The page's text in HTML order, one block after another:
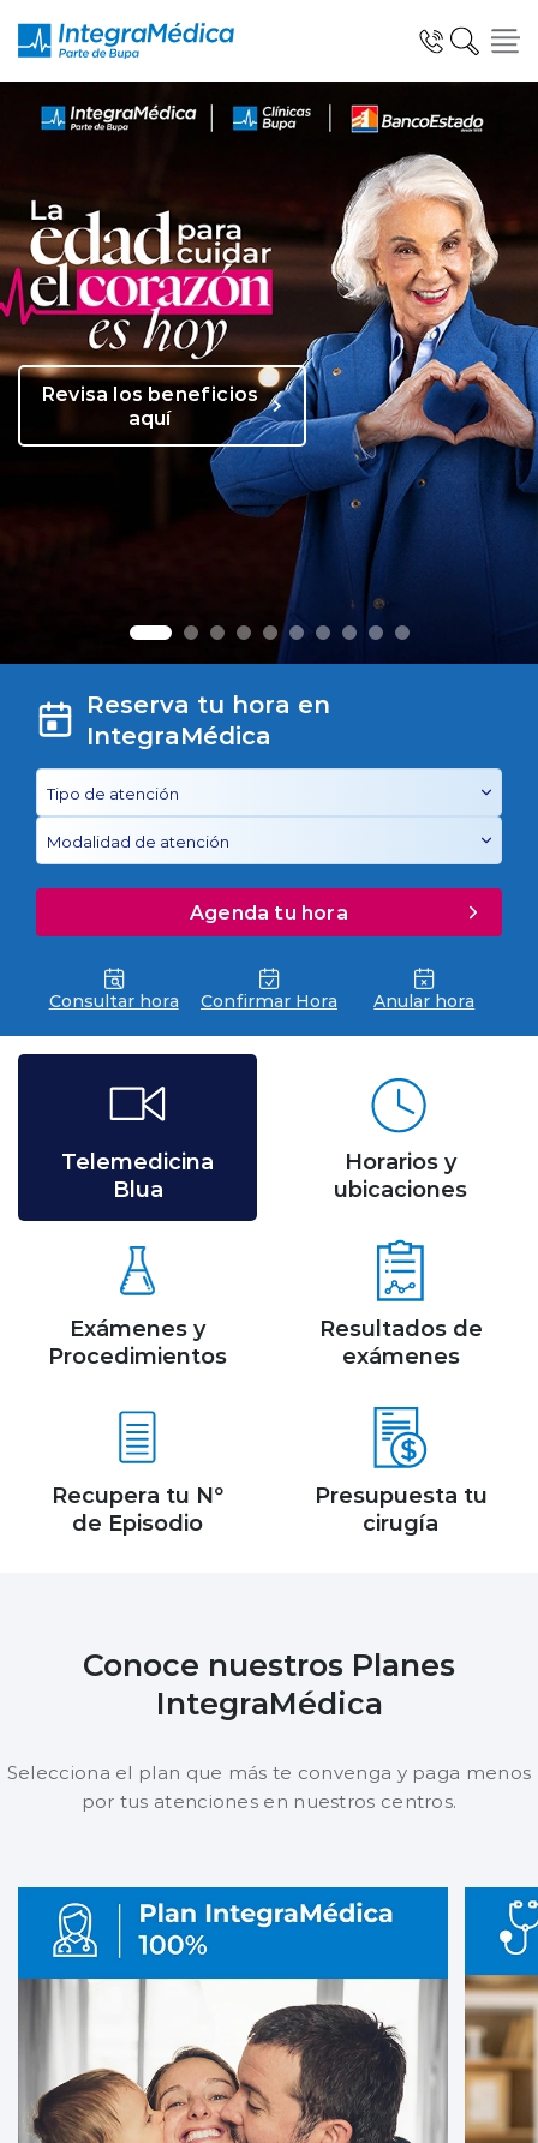
Especialidades y Servicios
Telemedicina Blua
Clínicas Dentales
Planes y Convenios
Pacientes Fonasa
Reserva de Horas
modo claro
Revisa los beneficios
aquí
Reserva tu hora en
IntegraMédica
Agenda tu hora
Consultar hora Confirmar Hora Anular hora
Telemedicina
Blua
Horarios y
ubicaciones
Exámenes y
Procedimientos
Resultados de
exámenes
Recupera tu Nº
de Episodio
Presupuesta tu
cirugía
Conoce nuestros Planes
IntegraMédica
Selecciona el plan que más te convenga y paga menos
por tus atenciones en nuestros centros.